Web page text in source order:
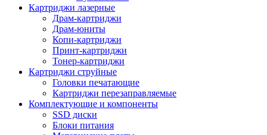
Картриджи лазерные
Драм-картриджи
Драм-юниты
Копи-картриджи
Принт-картриджи
Тонер-картриджи
Картриджи струйные
Головки печатающие
Картриджи перезаправляемые
Комплектующие и компоненты
SSD диски
Блоки питания